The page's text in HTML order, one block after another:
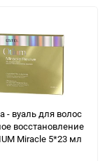
еще 1 фото
- вуаль для волос
восстановление
Miracle 5*23 мл